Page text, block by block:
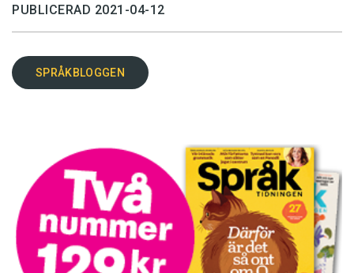
PUBLICERAD 2021-04-12
SPRÅKBLOGGEN